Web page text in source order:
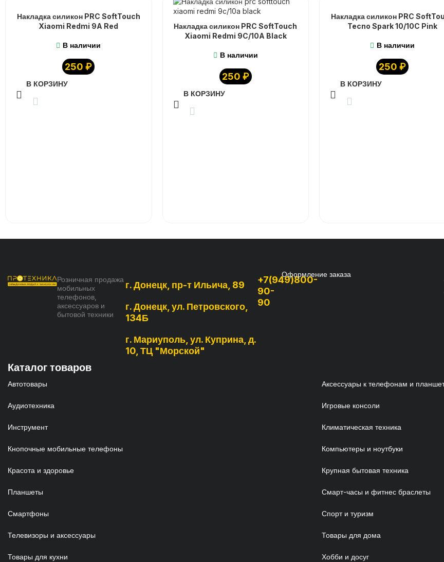
Накладка силикон PRC SoftTouch
Xiaomi Redmi 9A Red
В наличии
250₽
В КОРЗИНУ
Накладка силикон PRC SoftTouch
Xiaomi Redmi 9C/10A Black
В наличии
250 ₽
В КОРЗИНУ
Накладка силикон PRC
Tecno Spark 10/10C Pink
В наличии
250₽
В КОРЗИНУ
Розничная продажа
мобильных
телефонов,
аксессуаров и
бытовой техники
г. Донецк, пр-т Ильича, 89
г. Донецк, ул. Петровского,
134Б
г. Мариуполь, ул. Куприна, д.
10, ТЦ "Морской"
+7(949)800-
90-
90
Оформление заказа
Каталог товаров
Автотовары Аксессуары к телефонам и
Аудиотехника Игровые консоли
Инструмент Климатическая техника
Кнопочные мобильные телефоны Компьютеры и ноутбуки
Красота и здоровье Крупная бытовая техника
Планшеты Смарт-часы и фитнес браслеты
Смартфоны Спорт и туризм
Телевизоры и аксессуары Товары для дома
Товары для кухни Хобби и досуг